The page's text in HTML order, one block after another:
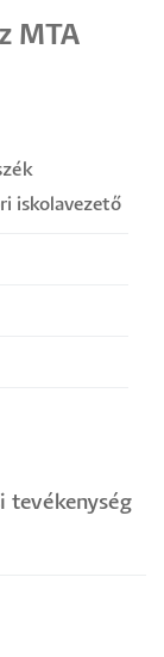
MTA
iskolavezető
tevékenység